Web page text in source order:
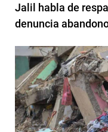
Jalil habla de
denuncia